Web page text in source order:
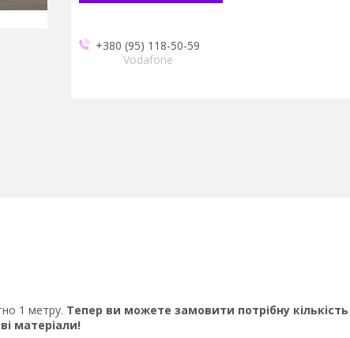
+380 (95) 118-50-59
Vodafone
1 метру. Тепер ви можете замовити потрібну кількість
матеріали!